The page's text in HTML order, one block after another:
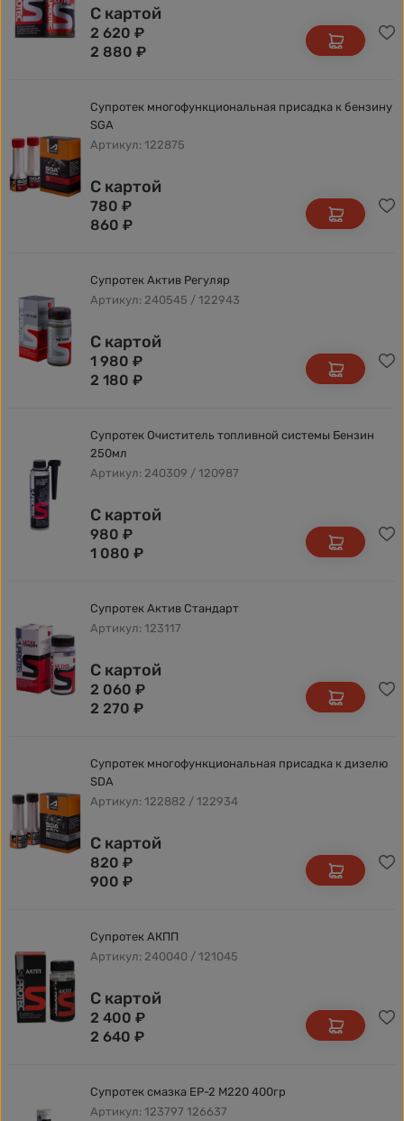
С картой
2 620 ₽
2 880 ₽
Супротек многофункциональная присадка к бензину
SGA
Артикул: 122875
С картой
780 ₽
860 ₽
Супротек Актив Регуляр
Артикул: 240545 / 122943
С картой
1 980 ₽
2 180 ₽
Супротек Очиститель топливной системы Бензин
250мл
Артикул: 240309 / 120987
С картой
980 ₽
1 080 ₽
Супротек Актив Стандарт
Артикул: 123117
С картой
2 060 ₽
2 270 ₽
Супротек многофункциональная присадка к дизелю
SDA
Артикул: 122882 / 122934
С картой
820 ₽
900 ₽
Супротек АКПП
Артикул: 240040 / 121045
С картой
2 400 ₽
2 640 ₽
Супротек смазка EP-2 M220 400гр
Артикул: 123797 126637